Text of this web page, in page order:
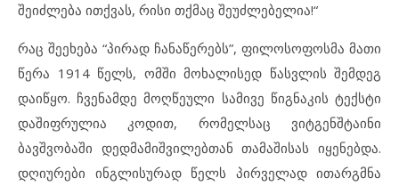
შეიძლება ითქვას, რისი თქმაც შეუძლებელია!“
რაც შეეხება “პირად ჩანაწერებს”, ფილოსოფოსმა მათი
წერა 1914 წელს, ომში მოხალისედ წასვლის შემდეგ
დაიწყო. ჩვენამდე მოღწეული სამივე წიგნაკის ტექსტი
დაშიფრულია კოდით, რომელსაც ვიტგენშტაინი
ბავშვობაში დედმამიშვილებთან თამაშისას იყენებდა.
დღიურები ინგლისურად წელს პირველად ითარგმნა